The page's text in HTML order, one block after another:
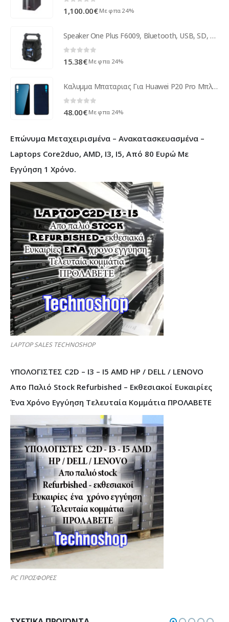
0 out of 5
1,100.00€ Με φπα 24%
Speaker One Plus F6009, Bluetooth, USB, SD, FM, AUX, Black - 22170
15.38€ Με φπα 24%
Καλυμμα Μπαταριας Για Huawei P20 Pro Μπλε Grade A
48.00€ Με φπα 24%
Επώνυμα Μεταχειρισμένα – Ανακατασκευασμένα –
Laptops Core2duo, AMD, I3, I5, Από 80 Ευρώ Με
Εγγύηση 1 Χρόνο.
LAPTOP SALES TECHNOSHOP
ΥΠΟΛΟΓΙΣΤΕΣ C2D – I3 – I5 AMD HP / DELL / LENOVO
Απο Παλιό Stock Refurbished – Εκθεσιακοί Ευκαιρίες
Ένα Χρόνο Εγγύηση Τελευταία Κομμάτια ΠΡΟΛΑΒΕΤΕ
PC ΠΡΟΣΦΟΡΕΣ